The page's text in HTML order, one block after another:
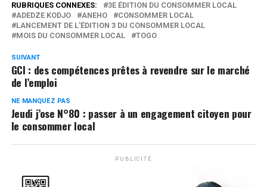
RUBRIQUES CONNEXES:
3E ÉDITION DU CONSOMMER LOCAL
ADEDZE KODJO
ANEHO
CONSOMMER LOCAL
LANCEMENT DE L'ÉDITION 3 DU CONSOMMER LOCAL
MOIS DU CONSOMMER LOCAL
TOGO
SUIVANT
GCI : des compétences prêtes à revendre sur le marché
de l’emploi
NE MANQUEZ PAS
Jeudi j’ose N°80 : passer à un engagement citoyen pour
le consommer local
PUBLICITÉ